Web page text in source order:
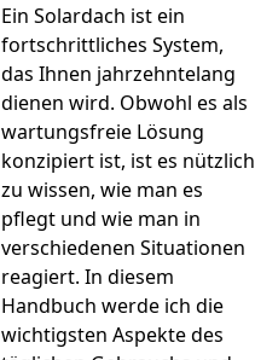
Ein Solardach ist ein
fortschrittliches System,
das Ihnen jahrzehntelang
dienen wird. Obwohl es als
wartungsfreie Lösung
konzipiert ist, ist es nützlich
zu wissen, wie man es
pflegt und wie man in
verschiedenen Situationen
reagiert. In diesem
Handbuch werde ich die
wichtigsten Aspekte des